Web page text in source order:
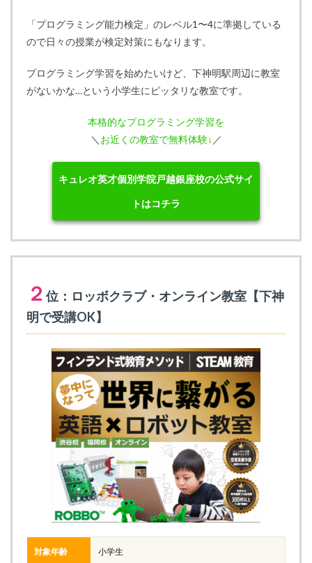
「プログラミング能力検定」のレベル1〜4に準拠している
ので日々の授業が検定対策にもなります。
プログラミング学習を始めたいけど、下神明駅周辺に教室
がないかな…という小学生にピッタリな教室です。
本格的なプログラミング学習を
＼ お近くの教室で無料体験↓ ／
キュレオ英才個別学院戸越銀座校の公式サイ
トはコチラ
２ 位：ロッボクラブ・オンライン教室【下神
明で受講OK】
対象年齢 小学生